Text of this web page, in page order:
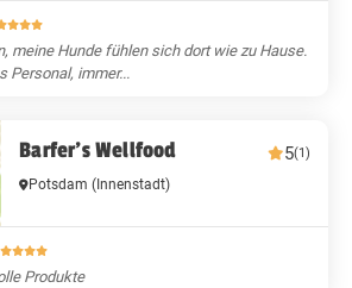
meine Hunde fühlen sich dort wie zu Hause.
Personal, immer...
Barfer’s Wellfood 5(1)
Potsdam(Innenstadt)
Produkte